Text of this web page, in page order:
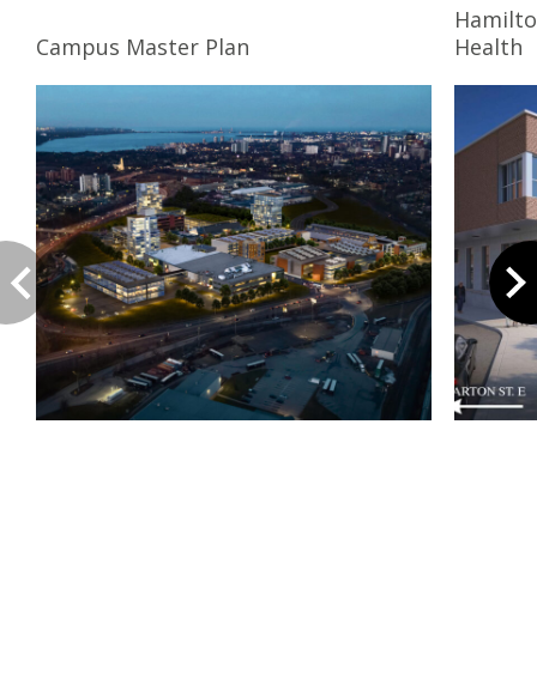
Campus Master Plan
Health